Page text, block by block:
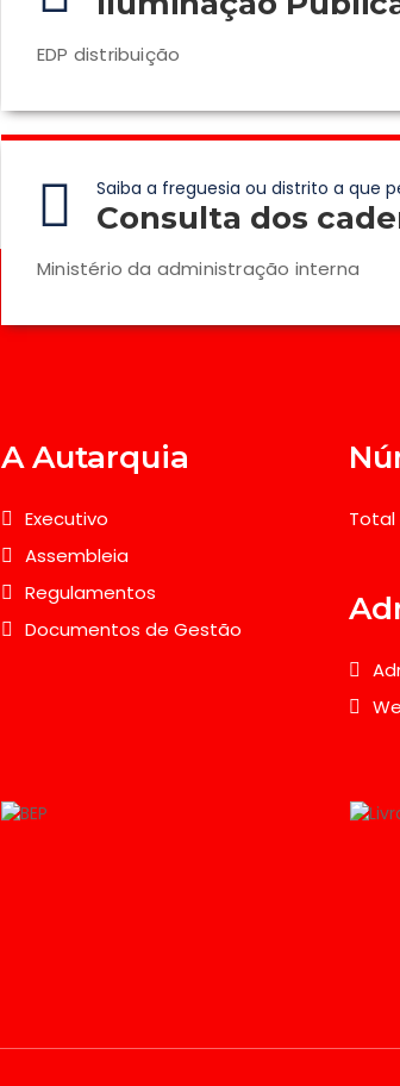
EDP distribuição
Saiba a freguesia ou distrito a que
Consulta dos
Ministério da administração interna
A Autarquia
Executivo
Assembleia
Regulamentos
Documentos de Gestão
Total